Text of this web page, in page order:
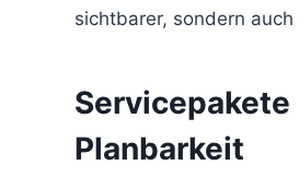
sichtbarer, sondern
Planbarkeit